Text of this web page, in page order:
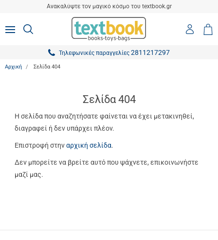
Ανακαλύψτε τον μαγικό κόσμο του textbook.gr
MENUΑΝΑΖΗΤΗΣΗ
Τηλεφωνικές παραγγελίες 2811217297
Αρχική Σελίδα 404
Σελίδα 404
Η σελίδα που αναζητήσατε φαίνεται να έχει μετακινηθεί,
διαγραφεί ή δεν υπάρχει πλέον.
Επιστροφή στηναρχική σελίδα.
Δεν μπορείτε να βρείτε αυτό που ψάχνετε, επικοινωνήστε
μαζί μας.